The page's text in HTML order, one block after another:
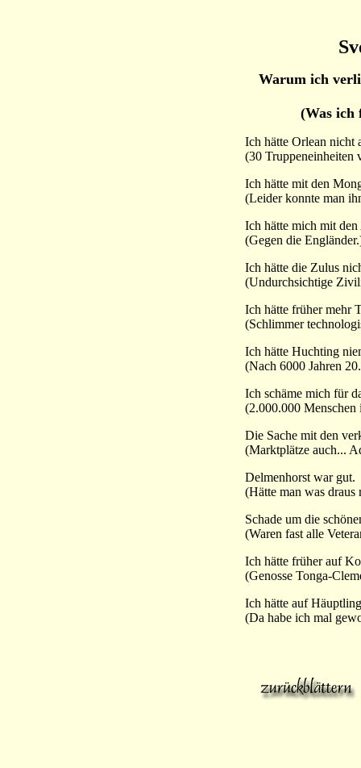
Warum ich
(Was ich
Ich hätte Orlean nicht
(30 Truppeneinheiten
Ich hätte mit den
(Leider konnte man
Ich hätte mich mit
(Gegen die
Ich hätte die Zulus
(Undurchsichtige
Ich hätte früher mehr
(Schlimmer
Ich hätte Huchting
(Nach 6000 Jahren
Ich schäme mich für
(2.000.000 Menschen
Die Sache mit den
(Marktplätze auch...
Delmenhorst war gut.
(Hätte man was draus
Schade um die
(Waren fast alle
Ich hätte früher auf
(Genosse Tonga-
Ich hätte auf
(Da habe ich mal